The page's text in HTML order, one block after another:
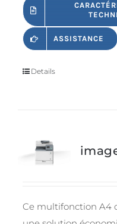
ASSISTANCE
Details
Ce multifonction A4